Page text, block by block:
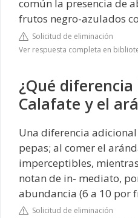
común la presencia de
frutos negro-azulados
Solicitud de eliminación
Ver respuesta completa en
¿Qué
Calafate y el
Una diferencia
pepas; al comer el
imperceptibles,
notan de in- mediato,
abundancia (6 a 10 por
Solicitud de eliminación